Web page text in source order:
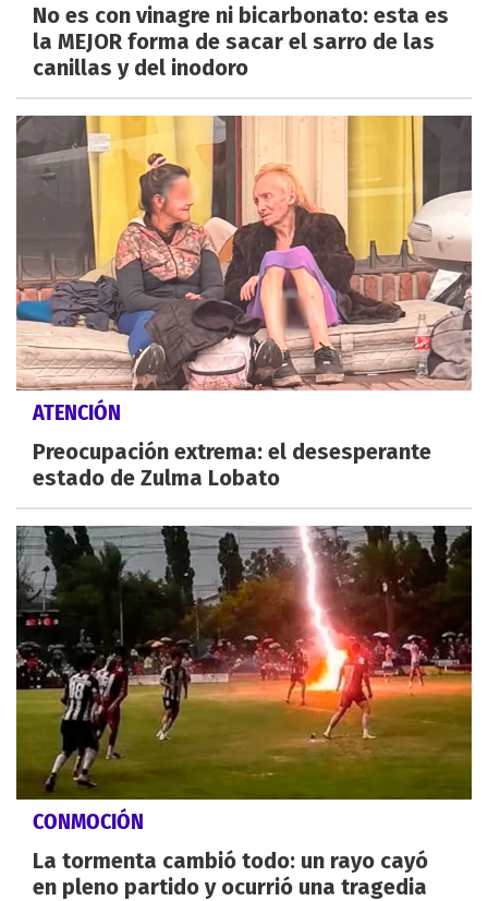
No es con vinagre ni bicarbonato: esta es
la MEJOR forma de sacar el sarro de las
canillas y del inodoro
ATENCIÓN
Preocupación extrema: el desesperante
estado de Zulma Lobato
CONMOCIÓN
La tormenta cambió todo: un rayo cayó
en pleno partido y ocurrió una tragedia